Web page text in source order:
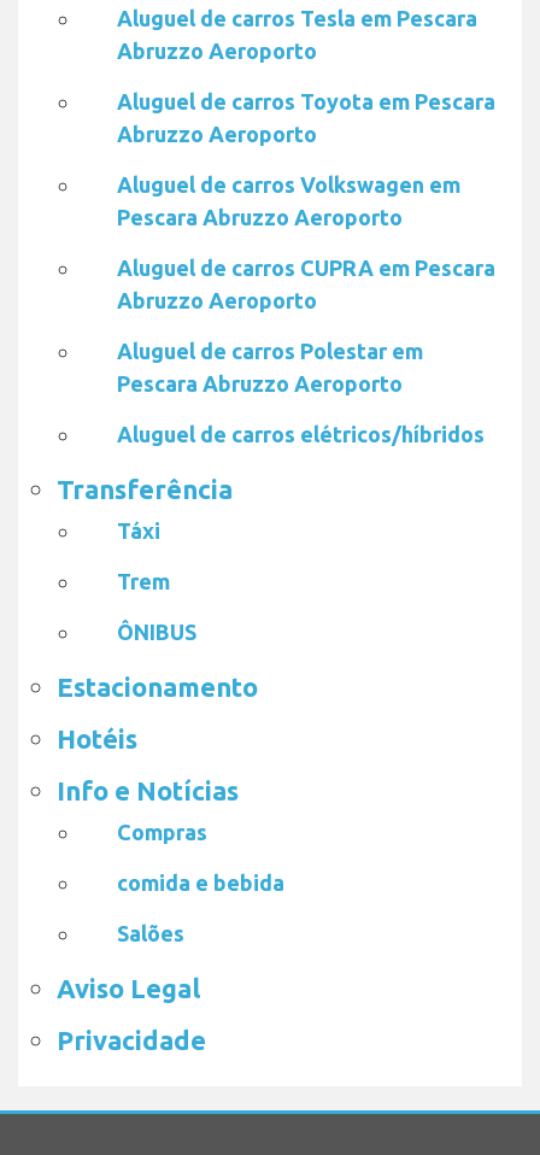
Aluguel de carros Tesla em Pescara
Abruzzo Aeroporto
Aluguel de carros Toyota em Pescara
Abruzzo Aeroporto
Aluguel de carros Volkswagen em
Pescara Abruzzo Aeroporto
Aluguel de carros CUPRA em Pescara
Abruzzo Aeroporto
Aluguel de carros Polestar em
Pescara Abruzzo Aeroporto
Aluguel de carros elétricos/híbridos
Transferência
Táxi
Trem
ÔNIBUS
Estacionamento
Hotéis
Info e Notícias
Compras
comida e bebida
Salões
Aviso Legal
Privacidade